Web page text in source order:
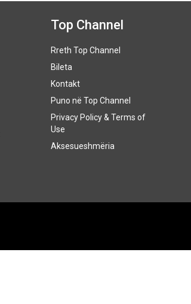
Top Channel
Rreth Top Channel
Bileta
Kontakt
Puno në Top Channel
Privacy Policy & Terms of
Use
Aksesueshmëria